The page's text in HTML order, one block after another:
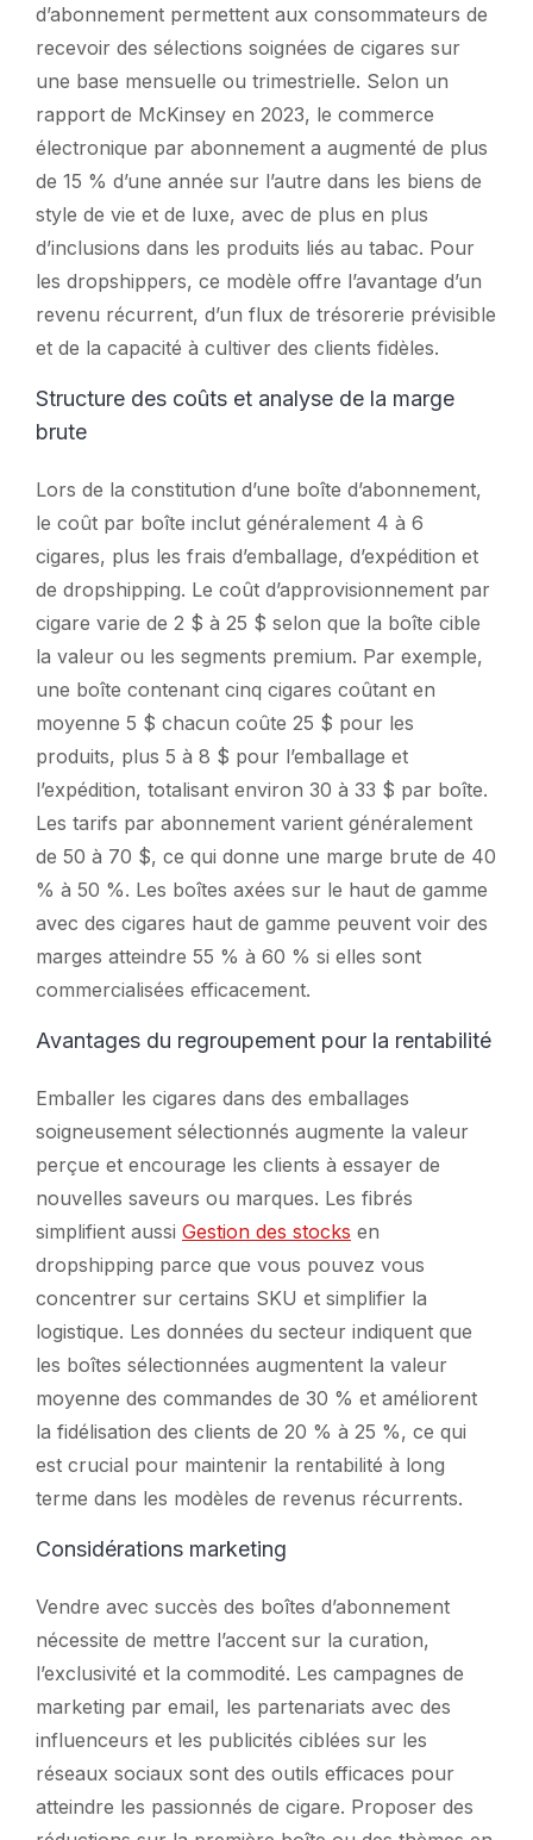
d’abonnement permettent aux consommateurs de
recevoir des sélections soignées de cigares sur
une base mensuelle ou trimestrielle. Selon un
rapport de McKinsey en 2023, le commerce
électronique par abonnement a augmenté de plus
de 15 % d’une année sur l’autre dans les biens de
style de vie et de luxe, avec de plus en plus
d’inclusions dans les produits liés au tabac. Pour
les dropshippers, ce modèle offre l’avantage d’un
revenu récurrent, d’un flux de trésorerie prévisible
et de la capacité à cultiver des clients fidèles.
Structure des coûts et analyse de la marge
brute
Lors de la constitution d’une boîte d’abonnement,
le coût par boîte inclut généralement 4 à 6
cigares, plus les frais d’emballage, d’expédition et
de dropshipping. Le coût d’approvisionnement par
cigare varie de 2 $ à 25 $ selon que la boîte cible
la valeur ou les segments premium. Par exemple,
une boîte contenant cinq cigares coûtant en
moyenne 5 $ chacun coûte 25 $ pour les
produits, plus 5 à 8 $ pour l’emballage et
l’expédition, totalisant environ 30 à 33 $ par boîte.
Les tarifs par abonnement varient généralement
de 50 à 70 $, ce qui donne une marge brute de 40
% à 50 %. Les boîtes axées sur le haut de gamme
avec des cigares haut de gamme peuvent voir des
marges atteindre 55 % à 60 % si elles sont
commercialisées efficacement.
Avantages du regroupement pour la rentabilité
Emballer les cigares dans des emballages
soigneusement sélectionnés augmente la valeur
perçue et encourage les clients à essayer de
nouvelles saveurs ou marques. Les fibrés
simplifient aussi Gestion des stocks en
dropshipping parce que vous pouvez vous
concentrer sur certains SKU et simplifier la
logistique. Les données du secteur indiquent que
les boîtes sélectionnées augmentent la valeur
moyenne des commandes de 30 % et améliorent
la fidélisation des clients de 20 % à 25 %, ce qui
est crucial pour maintenir la rentabilité à long
terme dans les modèles de revenus récurrents.
Considérations marketing
Vendre avec succès des boîtes d’abonnement
nécessite de mettre l’accent sur la curation,
l’exclusivité et la commodité. Les campagnes de
marketing par email, les partenariats avec des
influenceurs et les publicités ciblées sur les
réseaux sociaux sont des outils efficaces pour
atteindre les passionnés de cigare. Proposer des